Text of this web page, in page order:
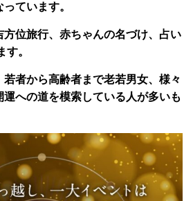
ています。
方位旅行、赤ちゃんの名づけ、占い
。
者から高齢者まで老若男女、様々
への道を模索している人が多いも